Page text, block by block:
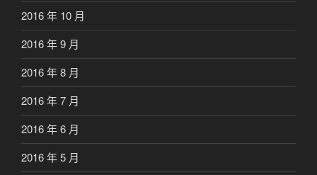
2016 年 10 月
2016 年 9 月
2016 年 8 月
2016 年 7 月
2016 年 6 月
2016 年 5 月